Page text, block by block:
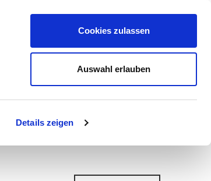
Details zeigen
Cookies zulassen
Auswahl erlauben